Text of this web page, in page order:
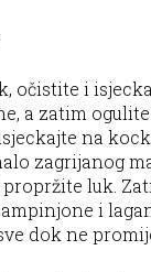
očistite i
a zatim
na
zagrijanog
propržite luk.
i
dok ne